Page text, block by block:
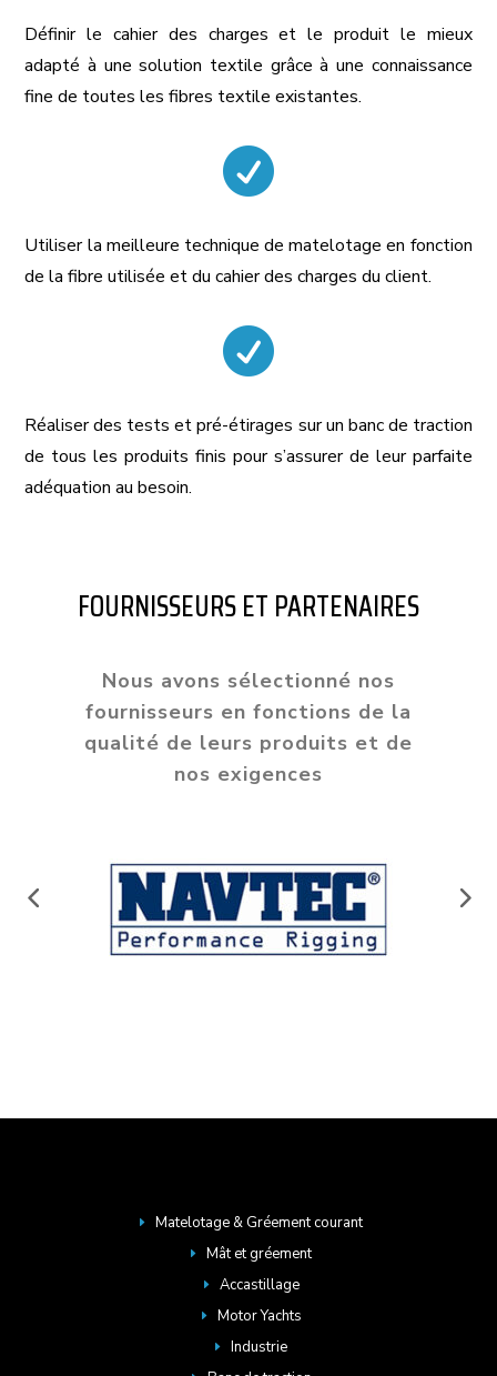
Définir le cahier des charges et le produit le mieux
adapté à une solution textile grâce à une connaissance
fine de toutes les fibres textile existantes.

Utiliser la meilleure technique de matelotage en fonction
de la fibre utilisée et du cahier des charges du client.

Réaliser des tests et pré-étirages sur un banc de traction
de tous les produits finis pour s’assurer de leur parfaite
adéquation au besoin.
FOURNISSEURS ET PARTENAIRES
Nous avons sélectionné nos
fournisseurs en fonctions de la
qualité de leurs produits et de
nos exigences
E Matelotage & Gréement courant
E Mât et gréement
E Accastillage
E Motor Yachts
E Industrie